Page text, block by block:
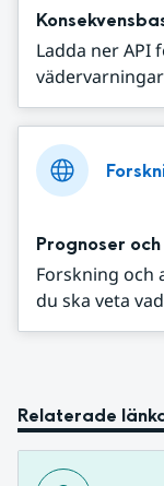
Ladda ner API
vädervarningar
Prognoser
Forskning och
du ska veta
Relaterade